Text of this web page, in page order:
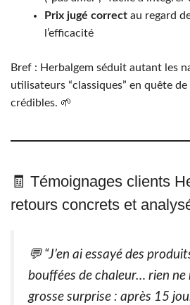
Prix jugé correct au regard
l’efficacité
Bref : Herbalgem séduit autant les
utilisateurs “classiques” en quête
crédibles. 🌱
🧾 Témoignages clients
retours concrets et
💬 “J’en ai essayé des
bouffées de chaleur… rien ne
grosse surprise : après 15